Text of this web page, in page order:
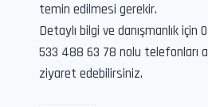
temin edilmesi gerekir.
Detaylı bilgi ve danışmanlık için
533 488 63 78 nolu telefonları
ziyaret edebilirsiniz.